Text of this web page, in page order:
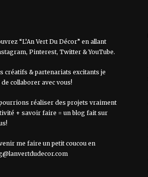
“L’An Vert Du Décor” en allant
, Pinterest, Twitter &YouTube.
créatifs & partenariats excitants je
collaborer avec vous!
réaliser des projets vraiment
+ savoir faire = un blog fait sur
me faire un petit coucou en